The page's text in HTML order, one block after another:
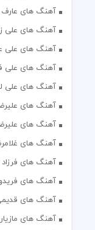
آهنگ های عارف
آهنگ های علی
آهنگ های علی
آهنگ های علی
آهنگ های علی
آهنگ های
آهنگ های
آهنگ های
آهنگ های
آهنگ های
آهنگ های
آهنگ های